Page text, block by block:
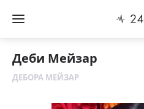
Деби Мейзар
ДЕБОРА МЕЙЗАР